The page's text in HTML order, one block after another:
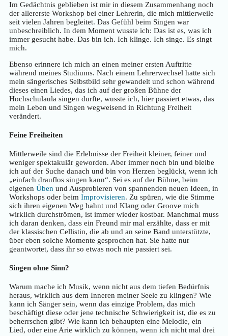
Im Gedächtnis geblieben ist mir in diesem Zusammenhang noch
der allererste Workshop bei einer Lehrerin, die mich mittlerweile
seit vielen Jahren begleitet. Das Gefühl beim Singen war
unbeschreiblich. In dem Moment wusste ich: Das ist es, was ich
immer gesucht habe. Das bin ich. Ich klinge. Ich singe. Es singt
mich.
Ebenso erinnere ich mich an einen meiner ersten Auftritte
während meines Studiums. Nach einem Lehrerwechsel hatte sich
mein sängerisches Selbstbild sehr gewandelt und schon während
dieses einen Liedes, das ich auf der großen Bühne der
Hochschulaula singen durfte, wusste ich, hier passiert etwas, das
mein Leben und Singen wegweisend in Richtung Freiheit
verändert.
Feine Freiheiten
Mittlerweile sind die Erlebnisse der Freiheit kleiner, feiner und
weniger spektakulär geworden. Aber immer noch bin und bleibe
ich auf der Suche danach und bin von Herzen beglückt, wenn ich
„einfach drauflos singen kann“. Sei es auf der Bühne, beim
eigenen Üben und Ausprobieren von spannenden neuen Ideen, in
Workshops oder beim Improvisieren. Zu spüren, wie die Stimme
sich ihren eigenen Weg bahnt und Klang oder Groove mich
wirklich durchströmen, ist immer wieder kostbar. Manchmal muss
ich daran denken, dass ein Freund mir mal erzählte, dass er mit
der klassischen Cellistin, die ab und an seine Band unterstützte,
über eben solche Momente gesprochen hat. Sie hatte nur
geantwortet, dass ihr so etwas noch nie passiert sei.
Singen ohne Sinn?
Warum mache ich Musik, wenn nicht aus dem tiefen Bedürfnis
heraus, wirklich aus dem Inneren meiner Seele zu klingen? Wie
kann ich Sänger sein, wenn das einzige Problem, das mich
beschäftigt diese oder jene technische Schwierigkeit ist, die es zu
beherrschen gibt? Wie kann ich behaupten eine Melodie, ein
Lied, oder eine Arie wirklich zu können, wenn ich nicht mal drei